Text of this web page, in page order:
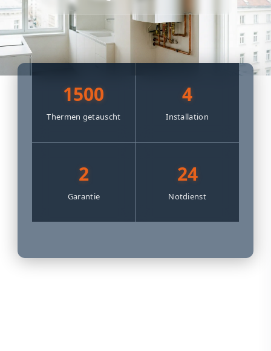
1500
Thermen getauscht
4
Installation
2
Garantie
24
Notdienst